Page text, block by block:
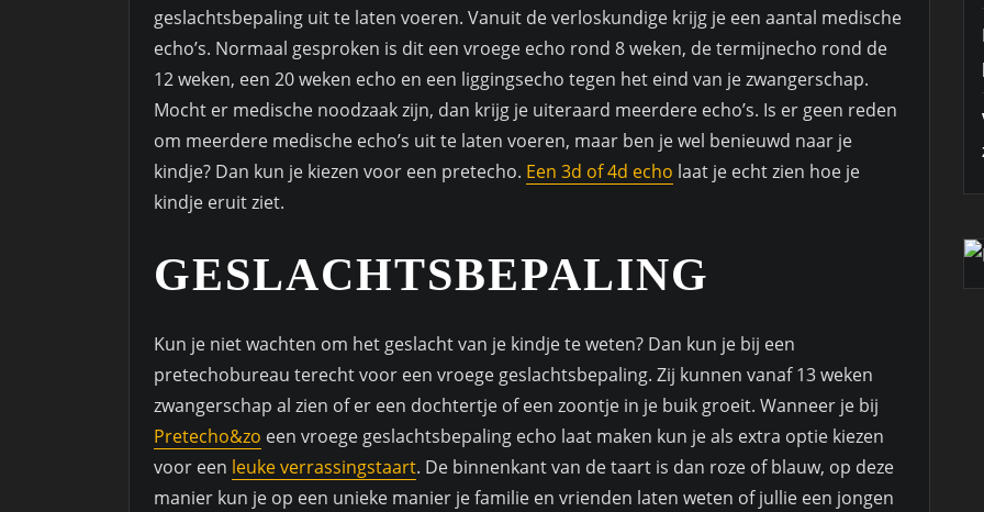
geslachtsbepaling uit te laten voeren. Vanuit de verloskundige krijg je een aantal medische
echo’s. Normaal gesproken is dit een vroege echo rond 8 weken, de termijnecho rond de
12 weken, een 20 weken echo en een liggingsecho tegen het eind van je zwangerschap.
Mocht er medische noodzaak zijn, dan krijg je uiteraard meerdere echo’s. Is er geen reden
om meerdere medische echo’s uit te laten voeren, maar ben je wel benieuwd naar je
kindje? Dan kun je kiezen voor een pretecho. Een 3d of 4d echo laat je echt zien hoe je
kindje eruit ziet.
GESLACHTSBEPALING
Kun je niet wachten om het geslacht van je kindje te weten? Dan kun je bij een
pretechobureau terecht voor een vroege geslachtsbepaling. Zij kunnen vanaf 13 weken
zwangerschap al zien of er een dochtertje of een zoontje in je buik groeit. Wanneer je bij
Pretecho&zo een vroege geslachtsbepaling echo laat maken kun je als extra optie kiezen
voor een leuke verrassingstaart. De binnenkant van de taart is dan roze of blauw, op deze
manier kun je op een unieke manier je familie en vrienden laten weten of jullie een jongen